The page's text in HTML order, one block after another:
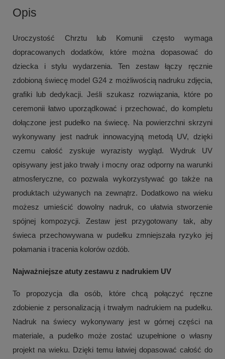
Opis
Uroczystość Chrztu lub Komunii często wymaga
dopracowanych dodatków, które można dopasować do
dziecka i stylu wydarzenia. Ten zestaw łączy ręcznie
zdobioną świecę model G24 z możliwością nadruku zdjęcia,
grafiki lub dedykacji. Jeśli szukasz rozwiązania, które po
ceremonii łatwo uporządkować i przechować, do kompletu
dołączone jest pudełko na świecę. Na powierzchni skrzyni
wykonywany jest nadruk innowacyjną metodą UV, dzięki
czemu całość zyskuje wyrazisty wygląd. Wydruk UV
opisywany jest jako trwały i mocny oraz odporny na warunki
atmosferyczne, co pozwala wykorzystywać go także na
produktach używanych na zewnątrz. Dodatkowo na wieku
możesz umieścić dowolny nadruk, co ułatwia stworzenie
spójnej kompozycji. Zestaw jest przygotowany tak, aby
świeca przechowywana w pudełku zmniejszała ryzyko jej
połamania i tracenia kolorów ozdób.
Najważniejsze atuty zestawu z nadrukiem UV
To propozycja dla osób, które chcą połączyć ręczne
zdobienie z personalizacją i trwałym nadrukiem na pudełku.
Nadruk na świecy wykonywany jest w górnej części na
materiale, a pudełko może zostać uzupełnione o własny
projekt na wieku. Dzięki temu łatwiej dopasować całość do